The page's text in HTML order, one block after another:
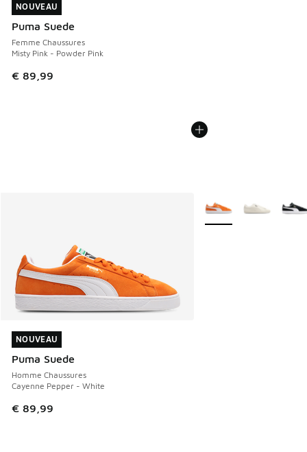
NOUVEAU
Puma Suede
Femme Chaussures
Misty Pink - Powder Pink
€ 89,99
NOUVEAU
NOUVEAU
Puma Suede
Homme Chaussures
Cayenne Pepper - White
€ 89,99
NOUVEAU
Plus de couleurs